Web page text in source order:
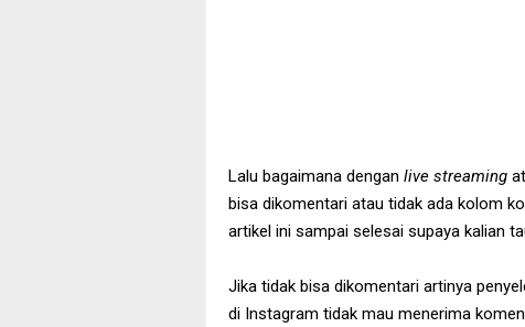
Lalu bagaimana dengan live streaming
bisa dikomentari atau tidak ada kolom
artikel ini sampai selesai supaya kalian
Jika tidak bisa dikomentari artinya
di Instagram tidak mau menerima